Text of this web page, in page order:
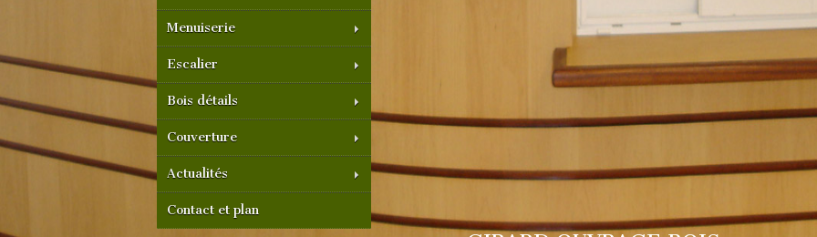
Menuiserie
Escalier
Bois détails
Couverture
Actualités
Contact et plan